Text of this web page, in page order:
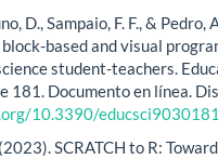
D., Sampaio, F. F., &
based and visual
student-teachers.
181. Documento en línea.
10.3390/educsci9030181
SCRATCH to R: